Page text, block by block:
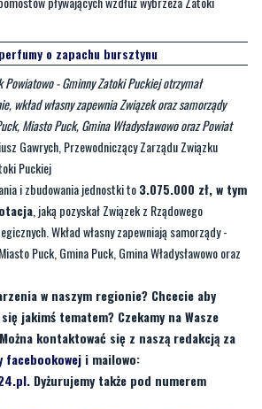
Powiatowo - Gminny Zatoki Puckiej otrzymał
wkład własny zapewnia Związek oraz samorządy
Miasto Puck, Gmina Władysławowo oraz Powiat
Gawrych, Przewodniczący Zarządu Związku
Puckiej
i zbudowania jednostki to3.075.000 zł, w tym
, jaką pozyskał Związek z Rządowego
Wkład własny zapewniają samorządy -
Puck, Gmina Puck, Gmina Władysławowo oraz
w naszym regionie? Chcecie aby
jakimś tematem? Czekamy na Wasze
kontaktować się z naszą redakcją za
facebookoweji mailowo:
. Dyżurujemy także pod numerem